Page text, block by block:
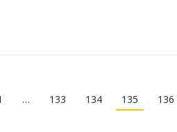
… 133 134 135 136